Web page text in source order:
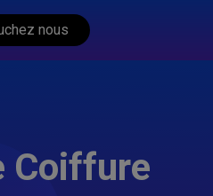
nous
Coiffure